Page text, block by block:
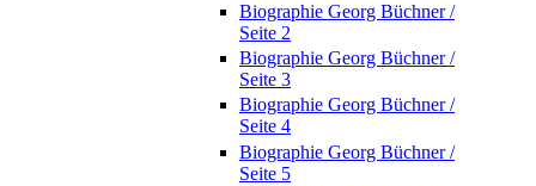
Biographie Georg Büchner /
Seite 2
Biographie Georg Büchner /
Seite 3
Biographie Georg Büchner /
Seite 4
Biographie Georg Büchner /
Seite 5